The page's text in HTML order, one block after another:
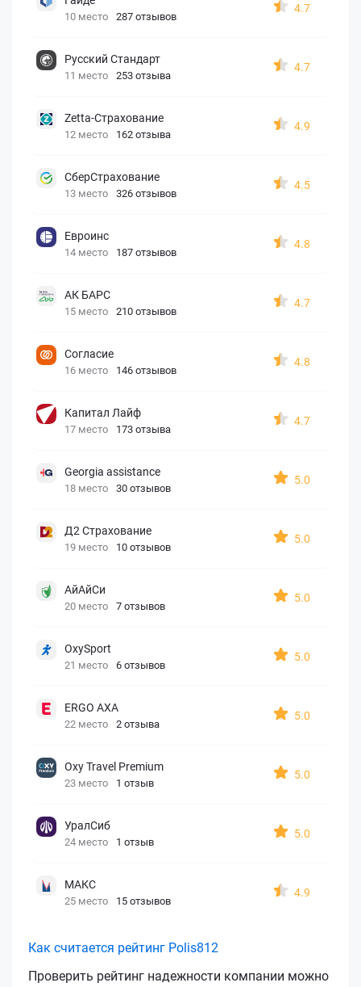
10 место 287 отзывов
4.7
Русский Стандарт
11 место 253 отзыва
4.7
Zetta-Страхование
12 место 162 отзыва
4.9
СберСтрахование
13 место 326 отзывов
4.5
Евроинс
14 место 187 отзывов
4.8
АК БАРС
15 место 210 отзывов
4.7
Согласие
16 место 146 отзывов
4.8
Капитал Лайф
17 место 173 отзыва
4.7
Georgia assistance
18 место 30 отзывов
5.0
Д2 Страхование
19 место 10 отзывов
5.0
АйАйСи
20 место 7 отзывов
5.0
OxySport
21 место 6 отзывов
5.0
ERGO AXA
22 место 2 отзыва
5.0
Oxy Travel Premium
23 место 1 отзыв
5.0
УралСиб
24 место 1 отзыв
5.0
МАКС
25 место 15 отзывов
4.9
Как считается рейтинг Polis812
Проверить рейтинг надежности компании можно